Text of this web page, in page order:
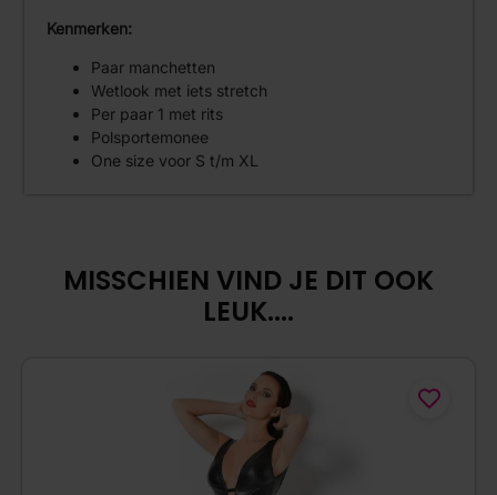
Kenmerken:
Paar manchetten
Wetlook met iets stretch
Per paar 1 met rits
Polsportemonee
One size voor S t/m XL
MISSCHIEN VIND JE DIT OOK
LEUK....